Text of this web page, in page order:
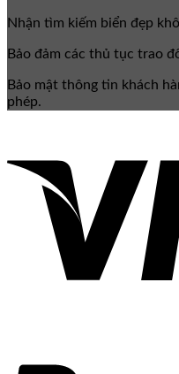
Nhận tìm kiếm biển đẹp
Bảo đảm các thủ tục trao
Bảo mật thông tin khách
phép.